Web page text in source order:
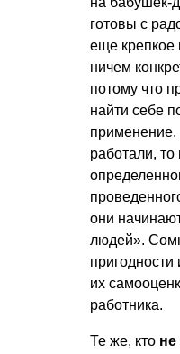
готовы с
еще крепкое
ничем
потому что
найти себе
применение.
работали,
они
людей».
пригодности
их
работника.
Те же, кто не